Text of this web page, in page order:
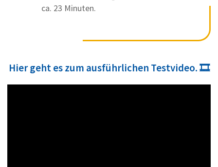
ca. 23 Minuten.
Hier geht es zum ausführlichen Testvideo. 🎞️